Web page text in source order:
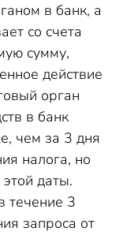
в банк, а
со счета
сумму,
действие
орган
в банк
чем за 3 дня
налога, но
даты.
течение 3
запроса от